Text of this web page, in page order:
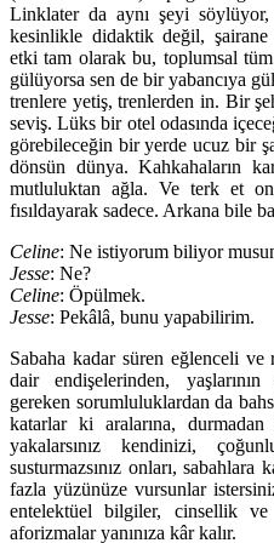
Linklater da aynı şeyi
kesinlikle didaktik değil,
etki tam olarak bu, toplumsal tüm
gülüyorsa sen de bir yabancıya
trenlere yetiş, trenlerden in. Bir
seviş. Lüks bir otel odasında
görebileceğin bir yerde ucuz bir
dönsün dünya. Kahkahaların
mutluluktan ağla. Ve terk et
fısıldayarak sadece. Arkana bile
Celine: Ne istiyorum biliyor
Jesse: Ne?
Celine: Öpülmek.
Jesse: Pekâlâ, bunu yapabilirim.
Sabaha kadar süren eğlenceli ve
dair endişelerinden,
gereken sorumluluklardan da
katarlar ki aralarına,
yakalarsınız kendinizi,
susturmazsınız onları,
fazla yüzünüze vursunlar
entelektüel bilgiler, cinsellik ve
aforizmalar yanınıza kâr kalır.